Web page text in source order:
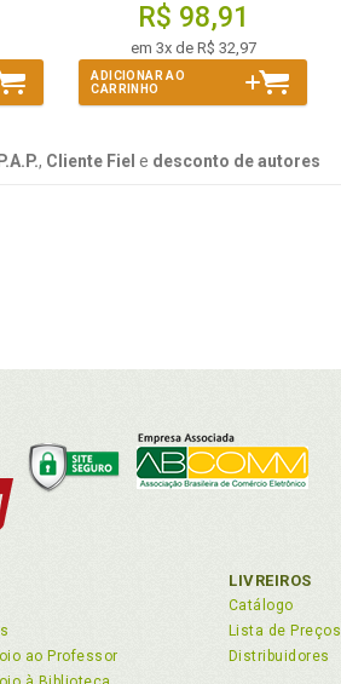
R$ 98,91
em 3x de R$ 32,97
ADICIONAR AO
CARRINHO
P.A.P., Cliente Fiel e desconto de autores
ao Professor
LIVREIROS
Catálogo
Lista de Preços
Distribuidores